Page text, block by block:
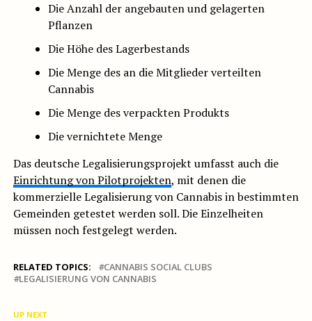
Die Anzahl der angebauten und gelagerten
Pflanzen
Die Höhe des Lagerbestands
Die Menge des an die Mitglieder verteilten
Cannabis
Die Menge des verpackten Produkts
Die vernichtete Menge
Das deutsche Legalisierungsprojekt umfasst auch die
Einrichtung von Pilotprojekten, mit denen die
kommerzielle Legalisierung von Cannabis in bestimmten
Gemeinden getestet werden soll. Die Einzelheiten
müssen noch festgelegt werden.
RELATED TOPICS:
CANNABIS SOCIAL CLUBS
LEGALISIERUNG VON CANNABIS
UP NEXT